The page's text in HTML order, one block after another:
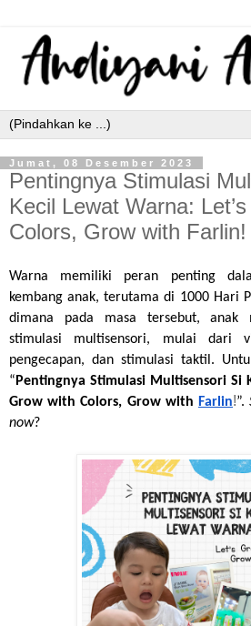
Jumat, 08 Desember 2023
Pentingnya Stimulasi
Kecil Lewat Warna:
Colors, Grow with Farlin!
Warna memiliki peran penting
kembang anak, terutama di 1000 Hari
dimana pada masa tersebut, anak
stimulasi multisensori, mulai dari
pengecapan, dan stimulasi taktil.
“Pentingnya Stimulasi Multisensori Si
Grow with Colors, Grow with Farlin!”.
now?